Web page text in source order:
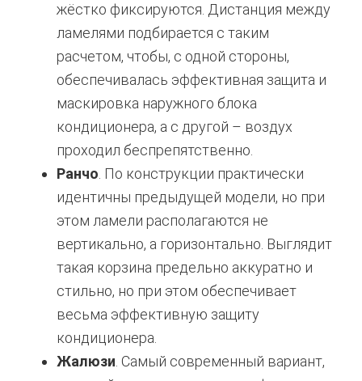
жёстко фиксируются. Дистанция между
ламелями подбирается с таким
расчетом, чтобы, с одной стороны,
обеспечивалась эффективная защита и
маскировка наружного блока
кондиционера, а с другой – воздух
проходил беспрепятственно.
Ранчо. По конструкции практически
идентичны предыдущей модели, но при
этом ламели располагаются не
вертикально, а горизонтально. Выглядит
такая корзина предельно аккуратно и
стильно, но при этом обеспечивает
весьма эффективную защиту
кондиционера.
Жалюзи. Самый современный вариант,